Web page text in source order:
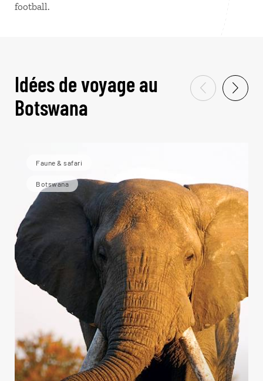
football.
Idées de voyage au
Botswana
Faune & safari
Botswana